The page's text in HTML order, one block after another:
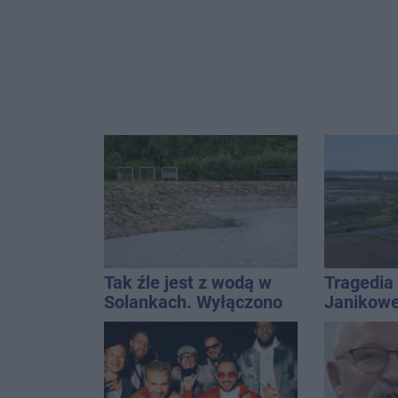
Tak źle jest z wodą w
Solankach. Wyłączono
fontannę i zaplanowano
dolewkę
Tragedia